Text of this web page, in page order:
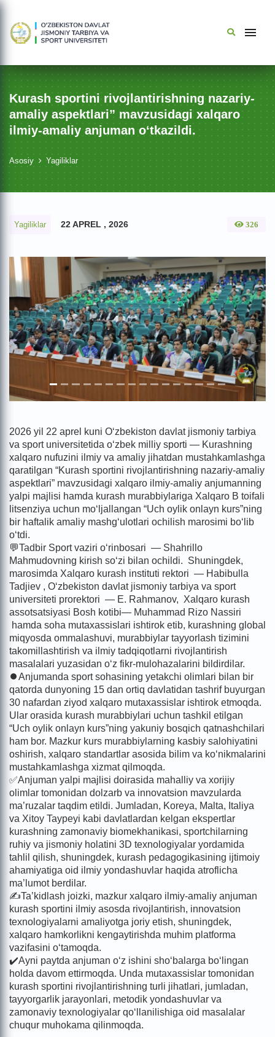
Kurash sportini rivojlantirishning nazariy-
amaliy aspektlari” mavzusidagi xalqaro
ilmiy-amaliy anjuman o‘tkazildi.
Asosiy Yagiliklar
Yagiliklar 22 APREL , 2026 326
2026 yil 22 aprel kuni O‘zbekiston davlat jismoniy tarbiya
va sport universitetida o‘zbek milliy sporti — Kurashning
xalqaro nufuzini ilmiy va amaliy jihatdan mustahkamlashga
qaratilgan “Kurash sportini rivojlantirishning nazariy-amaliy
aspektlari” mavzusidagi xalqaro ilmiy-amaliy anjumanning
yalpi majlisi hamda kurash murabbiylariga Xalqaro B toifali
litsenziya uchun mo‘ljallangan “Uch oylik onlayn kurs”ning
bir haftalik amaliy mashg‘ulotlari ochilish marosimi bo‘lib
o‘tdi.
💬Tadbir Sport vaziri o‘rinbosari — Shahrillo
Mahmudovning kirish so‘zi bilan ochildi. Shuningdek,
marosimda Xalqaro kurash instituti rektori — Habibulla
Tadjiev , O‘zbekiston davlat jismoniy tarbiya va sport
universiteti prorektori — E. Rahmanov, Xalqaro kurash
assotsatsiyasi Bosh kotibi— Muhammad Rizo Nassiri
hamda soha mutaxassislari ishtirok etib, kurashning global
miqyosda ommalashuvi, murabbiylar tayyorlash tizimini
takomillashtirish va ilmiy tadqiqotlarni rivojlantirish
masalalari yuzasidan o‘z fikr-mulohazalarini bildirdilar.
⏺Anjumanda sport sohasining yetakchi olimlari bilan bir
qatorda dunyoning 15 dan ortiq davlatidan tashrif buyurgan
30 nafardan ziyod xalqaro mutaxassislar ishtirok etmoqda.
Ular orasida kurash murabbiylari uchun tashkil etilgan
“Uch oylik onlayn kurs”ning yakuniy bosqich qatnashchilari
ham bor. Mazkur kurs murabbiylarning kasbiy salohiyatini
oshirish, xalqaro standartlar asosida bilim va ko‘nikmalarini
mustahkamlashga xizmat qilmoqda.
✅Anjuman yalpi majlisi doirasida mahalliy va xorijiy
olimlar tomonidan dolzarb va innovatsion mavzularda
ma’ruzalar taqdim etildi. Jumladan, Koreya, Malta, Italiya
va Xitoy Taypeyi kabi davlatlardan kelgan ekspertlar
kurashning zamonaviy biomekhanikasi, sportchilarning
ruhiy va jismoniy holatini 3D texnologiyalar yordamida
tahlil qilish, shuningdek, kurash pedagogikasining ijtimoiy
ahamiyatiga oid ilmiy yondashuvlar haqida atroflicha
ma’lumot berdilar.
✍️Ta’kidlash joizki, mazkur xalqaro ilmiy-amaliy anjuman
kurash sportini ilmiy asosda rivojlantirish, innovatsion
texnologiyalarni amaliyotga joriy etish, shuningdek,
xalqaro hamkorlikni kengaytirishda muhim platforma
vazifasini o‘tamoqda.
✔️Ayni paytda anjuman o‘z ishini sho‘balarga bo‘lingan
holda davom ettirmoqda. Unda mutaxassislar tomonidan
kurash sportini rivojlantirishning turli jihatlari, jumladan,
tayyorgarlik jarayonlari, metodik yondashuvlar va
zamonaviy texnologiyalar qo‘llanilishiga oid masalalar
chuqur muhokama qilinmoqda.